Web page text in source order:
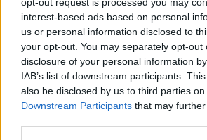
interest-based ads based on personal
us or personal information disclosed to
your opt-out. You may separately opt-out
disclosure of your personal information
IAB’s list of downstream participants.
also be disclosed by us to third parties on
Downstream Participants that may
од БДП
НАЈЧИТАНИ ВО ПОСЛЕДНИ 7
СЕ СПРЕМА